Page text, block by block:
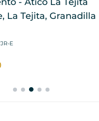
La Tejita, Granadilla
E